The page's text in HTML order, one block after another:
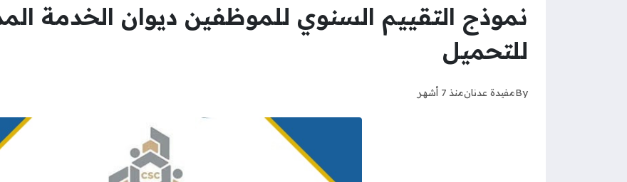
للتحميل
Byمفيدة عدنانمنذ 7 أشهر